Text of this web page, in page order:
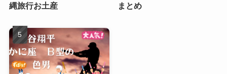
縄旅行お土産
まとめ